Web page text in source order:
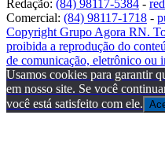
Redação: (84) 98117-5384 -
Comercial: (84) 98117-1718 -
Copyright Grupo Agora RN.
proibida a reprodução do
de comunicação, eletrônico ou
Usamos cookies para garantir
em nosso site. Se você
você está satisfeito com ele.